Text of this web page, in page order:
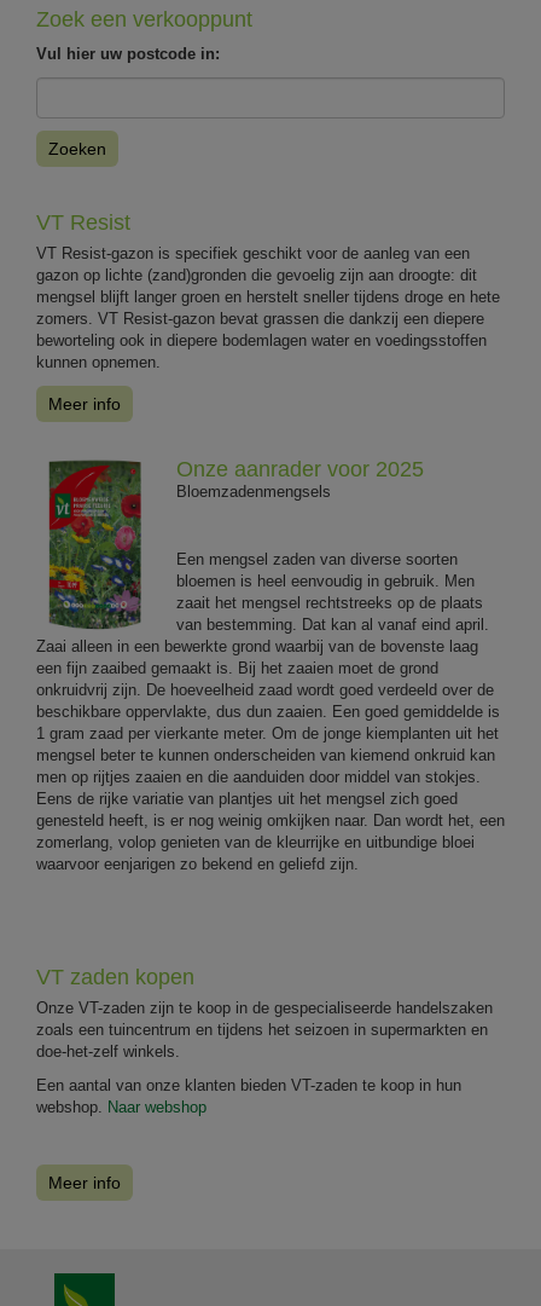
Zoek een verkooppunt
Vul hier uw postcode in:
Zoeken
VT Resist
VT Resist-gazon is specifiek geschikt voor de aanleg van een
gazon op lichte (zand)gronden die gevoelig zijn aan droogte: dit
mengsel blijft langer groen en herstelt sneller tijdens droge en hete
zomers. VT Resist-gazon bevat grassen die dankzij een diepere
beworteling ook in diepere bodemlagen water en voedingsstoffen
kunnen opnemen.
Meer info
Onze aanrader voor 2025
Bloemzadenmengsels
Een mengsel zaden van diverse soorten
bloemen is heel eenvoudig in gebruik. Men
zaait het mengsel rechtstreeks op de plaats
van bestemming. Dat kan al vanaf eind april.
Zaai alleen in een bewerkte grond waarbij van de bovenste laag
een fijn zaaibed gemaakt is. Bij het zaaien moet de grond
onkruidvrij zijn. De hoeveelheid zaad wordt goed verdeeld over de
beschikbare oppervlakte, dus dun zaaien. Een goed gemiddelde is
1 gram zaad per vierkante meter. Om de jonge kiemplanten uit het
mengsel beter te kunnen onderscheiden van kiemend onkruid kan
men op rijtjes zaaien en die aanduiden door middel van stokjes.
Eens de rijke variatie van plantjes uit het mengsel zich goed
genesteld heeft, is er nog weinig omkijken naar. Dan wordt het, een
zomerlang, volop genieten van de kleurrijke en uitbundige bloei
waarvoor eenjarigen zo bekend en geliefd zijn.
VT zaden kopen
Onze VT-zaden zijn te koop in de gespecialiseerde handelszaken
zoals een tuincentrum en tijdens het seizoen in supermarkten en
doe-het-zelf winkels.
Een aantal van onze klanten bieden VT-zaden te koop in hun
webshop. Naar webshop
Meer info